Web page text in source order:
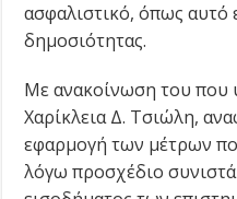
ασφαλιστικό, όπως αυτό
δημοσιότητας.
Με ανακοίνωση του που
Χαρίκλεια Δ. Τσιώλη,
εφαρμογή των μέτρων
λόγω προσχέδιο